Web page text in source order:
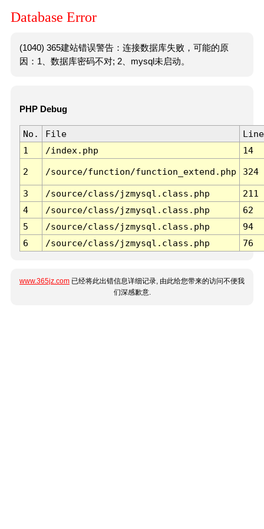
Database Error
(1040) 365建站错误警告：连接数据库失败，可能的原
因：1、数据库密码不对; 2、mysql未启动。
PHP Debug
No. File
Line
1
/index.php 14
2 /source/function/function_extend.php 324
3 /source/class/jzmysql.class.php
211
4
/source/class/jzmysql.class.php
62
5
/source/class/jzmysql.class.php
94
6
/source/class/jzmysql.class.php 76
www.365jz.com 已经将此出错信息详细记录, 由此给您带来的访问不便我
们深感歉意.